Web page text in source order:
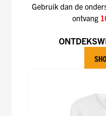
Gebruik dan de
ontvang